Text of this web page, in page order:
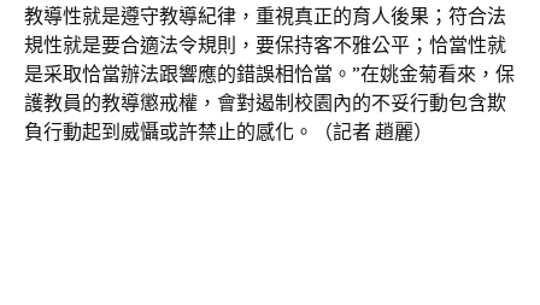
教導性就是遵守教導紀律，重視真正的育人後果；符合法
規性就是要合適法令規則，要保持客不雅公平；恰當性就
是采取恰當辦法跟響應的錯誤相恰當。”在姚金菊看來，保
護教員的教導懲戒權，會對遏制校園內的不妥行動包含欺
負行動起到威懾或許禁止的感化。（記者 趙麗）